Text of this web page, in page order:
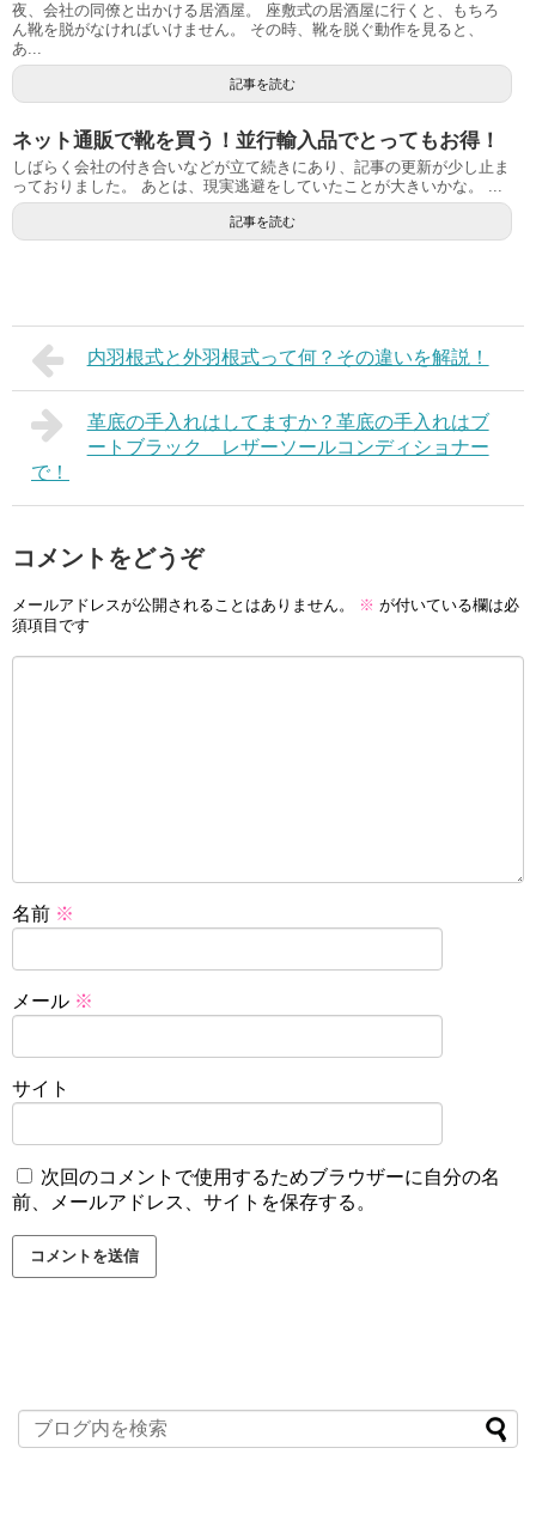
夜、会社の同僚と出かける居酒屋。 座敷式の居酒屋に行くと、もちろ
ん靴を脱がなければいけません。 その時、靴を脱ぐ動作を見ると、
あ...
記事を読む
ネット通販で靴を買う！並行輸入品でとってもお得！
しばらく会社の付き合いなどが立て続きにあり、記事の更新が少し止ま
っておりました。 あとは、現実逃避をしていたことが大きいかな。 ...
記事を読む
内羽根式と外羽根式って何？その違いを解説！
革底の手入れはしてますか？革底の手入れはブ
ートブラック レザーソールコンディショナー
で！
コメントをどうぞ
メールアドレスが公開されることはありません。 ※ が付いている欄は必
須項目です
名前 ※
メール ※
サイト
次回のコメントで使用するためブラウザーに自分の名
前、メールアドレス、サイトを保存する。